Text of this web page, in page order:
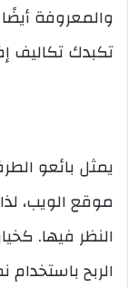
تكبدك تكاليف
يمثل بائعو
موقع الويب،
النظر فيها.
الربح